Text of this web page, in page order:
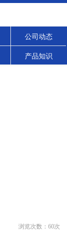
公司动态
产品知识
浏览次数： 60次